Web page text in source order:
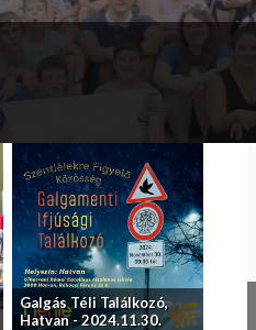
Galgás Téli Találkozó,
Hatvan - 2024.11.30.